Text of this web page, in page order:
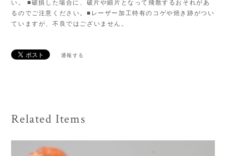
い。 ■破損した場合に、破片や細片となって飛散するおそれがあ
るのでご注意ください。■レーザー加工特有のコゲや焼き跡がつい
ていますが、不良ではございません。
通報する
Related Items